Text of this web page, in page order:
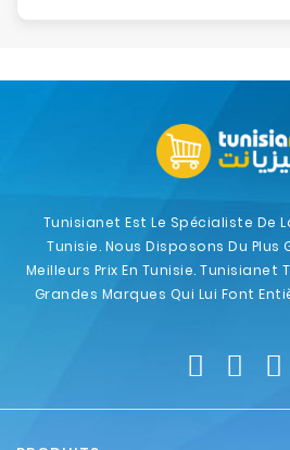
Tunisianet Est Le Spécialiste De
Tunisie. Nous Disposons Du Plus
Meilleurs Prix En Tunisie. Tunisianet
Grandes Marques Qui Lui Font